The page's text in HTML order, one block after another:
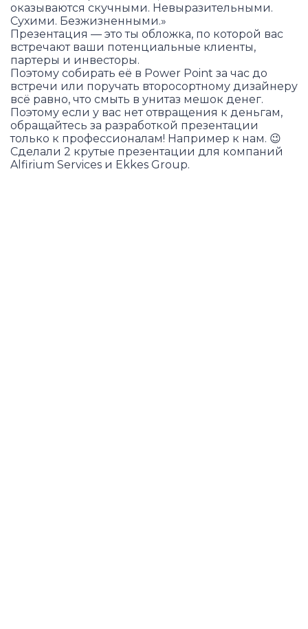
оказываются скучными. Невыразительными.
Сухими. Безжизненными.»
Презентация — это ты обложка, по которой вас
встречают ваши потенциальные клиенты,
партеры и инвесторы.
Поэтому собирать её в Power Point за час до
встречи или поручать второсортному дизайнеру
всё равно, что смыть в унитаз мешок денег.
Поэтому если у вас нет отвращения к деньгам,
обращайтесь за разработкой презентации
только к профессионалам! Например к нам. 😉
Сделали 2 крутые презентации для компаний
Alfirium Services и Ekkes Group.